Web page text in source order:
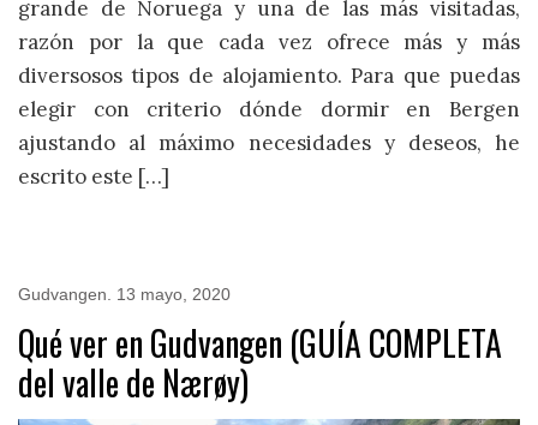
grande de Noruega y una de las más visitadas,
razón por la que cada vez ofrece más y más
diversosos tipos de alojamiento. Para que puedas
elegir con criterio dónde dormir en Bergen
ajustando al máximo necesidades y deseos, he
escrito este […]
Gudvangen 13 mayo, 2020
Qué ver en Gudvangen (GUÍA COMPLETA
del valle de Nærøy)